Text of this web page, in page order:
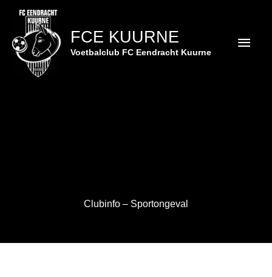
inhoud
FCE KUURNE
Voetbalclub FC Eendracht Kuurne
Clubinfo – Sportongeval